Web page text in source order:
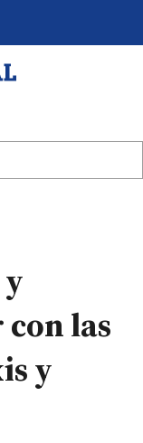
las
y